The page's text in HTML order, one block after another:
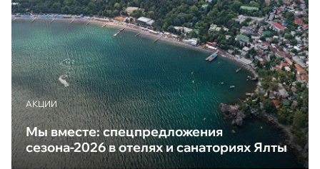
АКЦИИ
Мы вместе: спецпредложения
сезона-2026 в отелях и санаториях Ялты